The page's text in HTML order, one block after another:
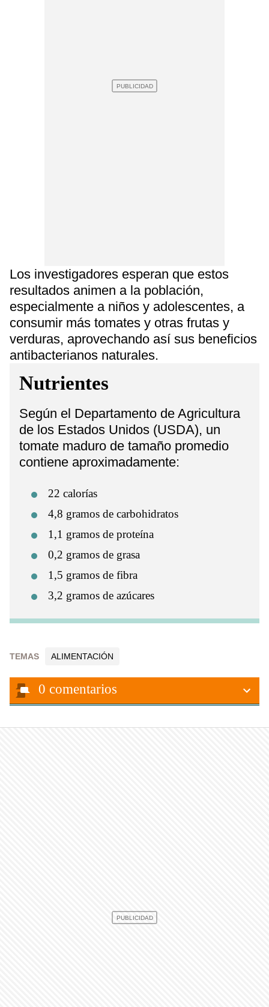
Los investigadores esperan que estos
resultados animen a la población,
especialmente a niños y adolescentes, a
consumir más tomates y otras frutas y
verduras, aprovechando así sus beneficios
antibacterianos naturales.
Nutrientes
Según el Departamento de Agricultura
de los Estados Unidos (USDA), un
tomate maduro de tamaño promedio
contiene aproximadamente:
22 calorías
4,8 gramos de carbohidratos
1,1 gramos de proteína
0,2 gramos de grasa
1,5 gramos de fibra
3,2 gramos de azúcares
TEMAS ALIMENTACIÓN
0 comentarios